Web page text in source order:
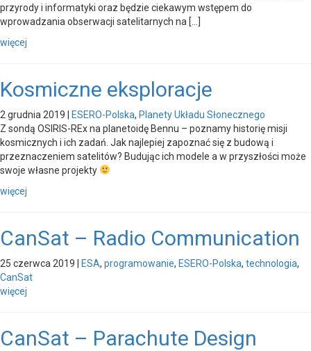
przyrody i informatyki oraz będzie ciekawym wstępem do
wprowadzania obserwacji satelitarnych na […]
więcej
Kosmiczne eksploracje
2 grudnia 2019 | ESERO-Polska, Planety Układu Słonecznego
Z sondą OSIRIS-REx na planetoidę Bennu – poznamy historię misji
kosmicznych i ich zadań. Jak najlepiej zapoznać się z budową i
przeznaczeniem satelitów? Budując ich modele a w przyszłości może
swoje własne projekty
więcej
CanSat – Radio Communication
25 czerwca 2019 | ESA, programowanie, ESERO-Polska, technologia,
CanSat
więcej
CanSat – Parachute Design